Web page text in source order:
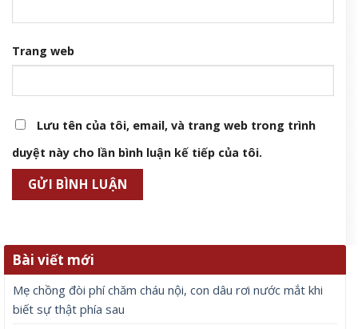
Trang web
Lưu tên của tôi, email, và trang web trong trình
duyệt này cho lần bình luận kế tiếp của tôi.
Bài viết mới
Mẹ chồng đòi phí chăm cháu nội, con dâu rơi nước mắt khi
biết sự thật phía sau